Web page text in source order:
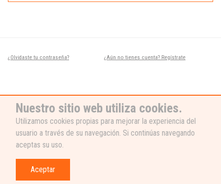
¿Olvidaste tu contraseña? ¿Aún no tienes cuenta? Regístrate
Nuestro sitio web utiliza cookies.
Utilizamos cookies propias para mejorar la experiencia del
usuario a través de su navegación. Si continúas navegando
aceptas su uso.
Aceptar
¿NECESITAS AYUDA?
Nuestro equipo de soporte está listo